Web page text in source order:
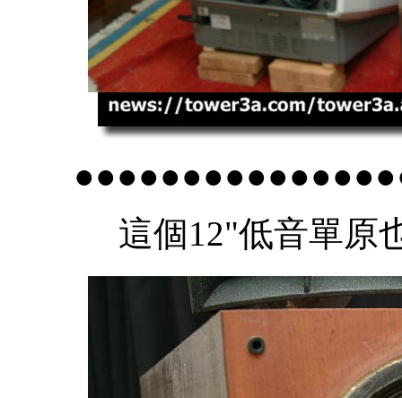
這個12"低音單原